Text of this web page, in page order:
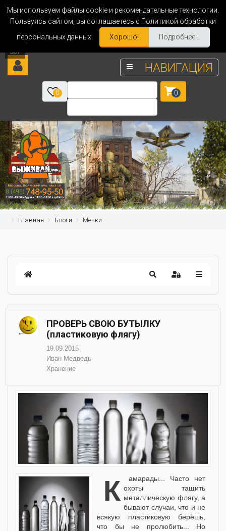
Мы используем файлы cookie и рекомендательные технологии.
Пользуясь сайтом, вы соглашаетесь с Политикой обработки
персональных данных.
Хорошо! Подробнее...
НАВИГАЦИЯ
0 0
Главная Блоги Метки
ПРОВЕРЬ СВОЮ БУТЫЛКУ
(пластиковую флягу)
19.09.2015
Иван Медведь
Хранение
Камарады... Часто нет охоты тащить
металлическую флягу, а
бывают случаи, что и не
всякую пластиковую берёшь,
что бы не пролюбить... Но